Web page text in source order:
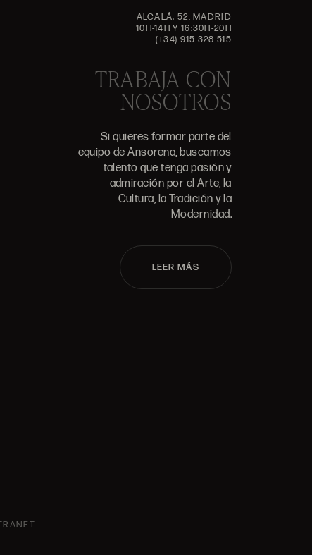
ALCALÁ, 52. MADRID
10H-14H Y 16:30H-20H
(+34) 915 328 515
TRABAJA CON
NOSOTROS
Si quieres formar parte del
equipo de Ansorena, buscamos
talento que tenga pasión y
admiración por el Arte, la
Cultura, la Tradición y la
Modernidad.
LEER MÁS